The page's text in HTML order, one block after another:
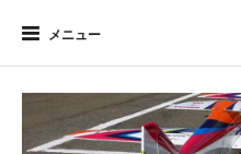
メニュー